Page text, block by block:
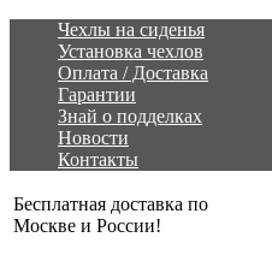
Чехлы на сиденья
Установка чехлов
Оплата / Доставка
Гарантии
Знай о подделках
Новости
Контакты
Бесплатная доставка по
Москве и России!